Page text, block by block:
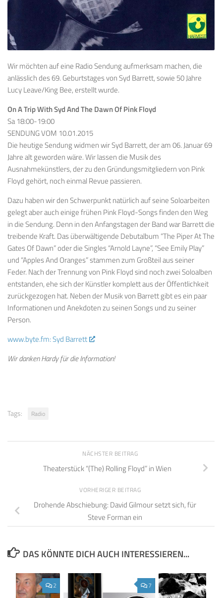
Wir möchten auf eine Radio Sendung aufmerksam machen, die
anlässlich des 69. Geburtstages von Syd Barrett, sowie 50 Jahre
Lucy Leave/King Bee, erstellt wurde.
On A Trip With Syd And The Dawn Of Pink Floyd
Sa 18:00-19:00
SENDUNG VOM 10.01.2015
Die heutige Sendung widmen wir Syd Barrett, der am 06. Januar 69
Jahre alt geworden wäre. Wir lassen die Musik des
Ausnahmekünstlers, der zu den Gründungsmitgliedern von Pink
Floyd gehört, noch einmal Revue passieren.
Dazu haben wir den Schwerpunkt natürlich auf seine Soloarbeiten
gelegt aber auch einige frühen Pink Floyd-Songs finden den Weg
in die Sendung. Denn in den Anfangstagen der Band war Barrett die
treibende Kraft. Das überwältigende Debutalbum “The Piper At The
Gates Of Dawn” oder die Singles “Arnold Layne”, “See Emily Play”
und “Apples And Oranges” stammen zum Großteil aus seiner
Feder. Nach der Trennung von Pink Floyd sind noch zwei Soloalben
entstanden, ehe sich der Künstler komplett aus der Öffentlichkeit
zurückgezogen hat. Neben der Musik von Barrett gibt es ein paar
Informationen und Anekdoten zu seinen Songs und zu seiner
Person.
www.byte.fm: Syd Barrett
Wir danken Hardy für die Information!
Tags: Radio
NÄCHSTER BEITRAG
Theaterstück “(The) Rolling Floyd” in Wien
VORHERIGER BEITRAG
Drohende Abschiebung: David Gilmour setzt sich, für
Steve Forman ein
DAS KÖNNTE DICH AUCH INTERESSIEREN...
7
2